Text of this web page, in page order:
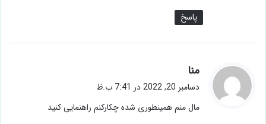
پاسخ
منا
:
دسامبر 20, 2022 در 7:41 ب.ظ
مال منم همینطوری شده چکارکنم راهنمایی کنید